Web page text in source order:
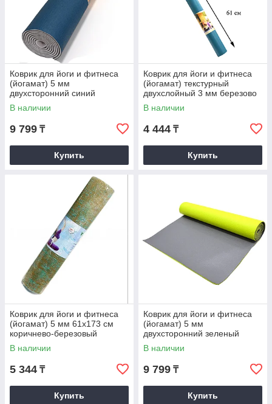
Коврик для йоги и фитнеса
(йогамат) 5 мм
двухсторонний синий
В наличии
9 799 ₸
Купить
Коврик для йоги и фитнеса
(йогамат) текстурный
двухслойный 3 мм березово
синий
В наличии
4 444 ₸
Купить
Коврик для йоги и фитнеса
(йогамат) 5 мм 61х173 см
коричнево-березовый
В наличии
5 344 ₸
Купить
Коврик для йоги и фитнеса
(йогамат) 5 мм
двухсторонний зеленый
В наличии
9 799 ₸
Купить